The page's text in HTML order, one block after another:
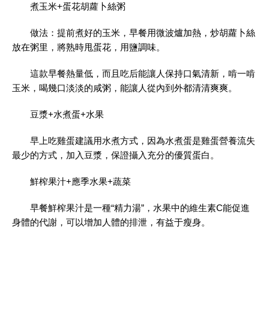
煮玉米+蛋花胡蘿卜絲粥
做法：提前煮好的玉米，早餐用微波爐加熱，炒胡蘿卜絲
放在粥里，將熟時甩蛋花，用鹽調味。
這款早餐熱量低，而且吃后能讓人保持口氣清新，啃一啃
玉米，喝幾口淡淡的咸粥，能讓人從內到外都清清爽爽。
豆漿+水煮蛋+水果
早上吃雞蛋建議用水煮方式，因為水煮蛋是雞蛋營養流失
最少的方式，加入豆漿，保證攝入充分的優質蛋白。
鮮榨果汁+應季水果+蔬菜
早餐鮮榨果汁是一種“精力湯”，水果中的維生素C能促進
身體的代謝，可以增加人體的排泄，有益于瘦身。